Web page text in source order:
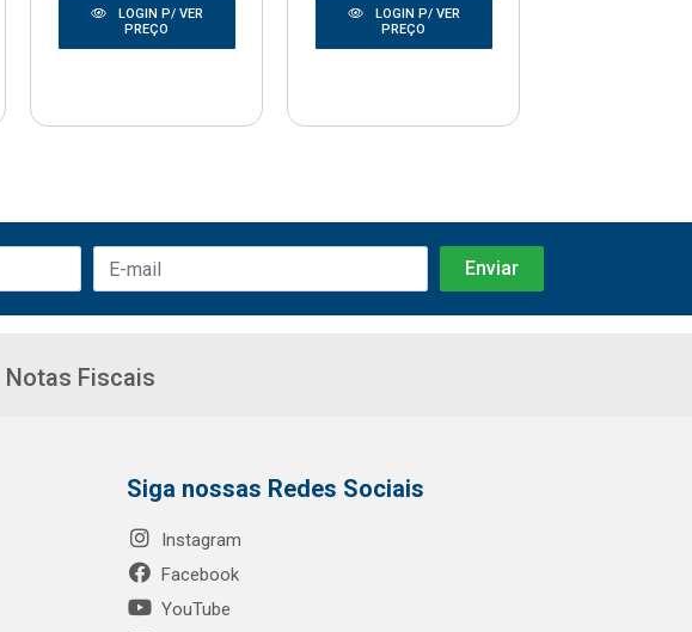
LOGIN P/ VER
PREÇO
LOGIN P/ VER
PREÇO
Notas Fiscais
Siga nossas Redes Sociais
Instagram
Facebook
YouTube